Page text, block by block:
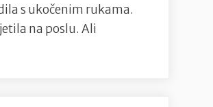
s ukočenim rukama.
na poslu. Ali